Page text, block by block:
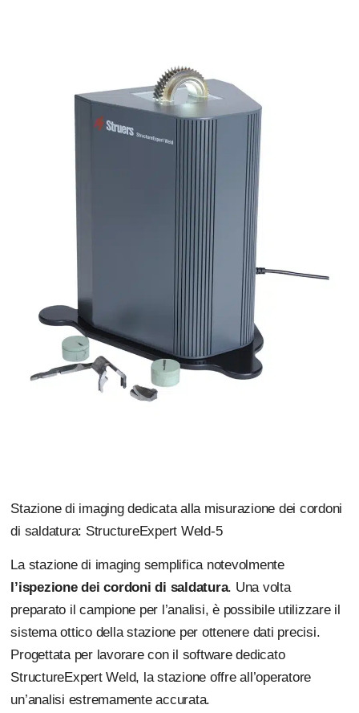
Stazione di imaging dedicata alla misurazione dei cordoni
di saldatura: StructureExpert Weld-5
La stazione di imaging semplifica notevolmente
l’ispezione dei cordoni di saldatura. Una volta
preparato il campione per l’analisi, è possibile utilizzare il
sistema ottico della stazione per ottenere dati precisi.
Progettata per lavorare con il software dedicato
StructureExpert Weld, la stazione offre all’operatore
un’analisi estremamente accurata.